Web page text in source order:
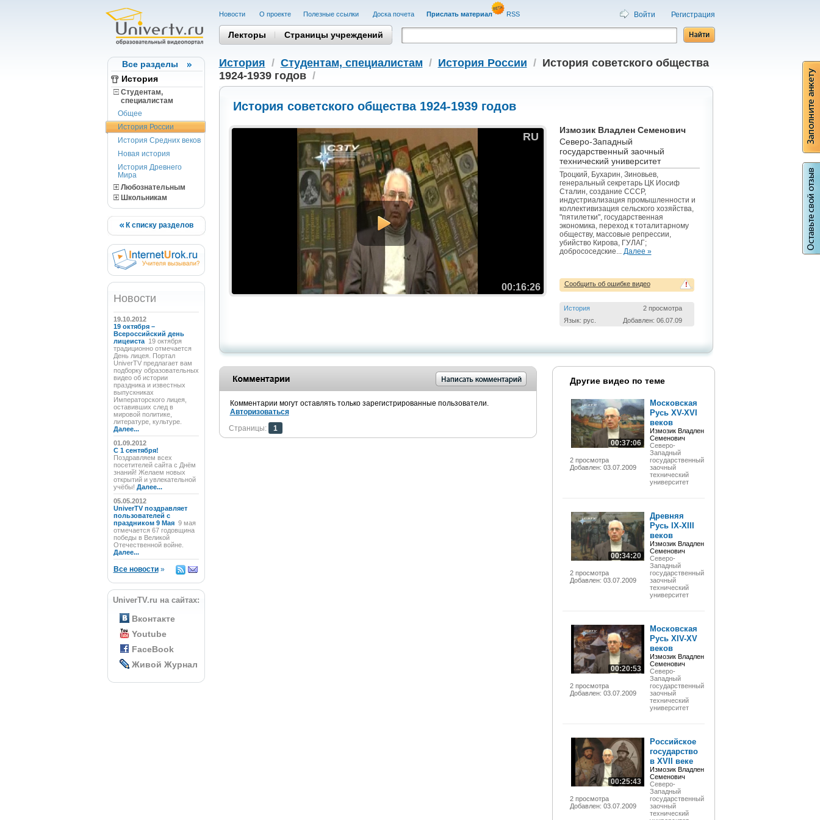
Все разделы
История
Студентам,
cпециалистам
Общее
История России
История Средних веков
Новая история
История Древнего
Мира
Любознательным
Школьникам
К списку разделов
Новости
19.10.2012
19 октября –
Всероссийский день
лицеиста 19 октября
традиционно отмечается
День лицея. Портал
UniverTV предлагает вам
подборку образовательных
видео об истории
праздника и известных
выпускниках
Императорского лицея,
оставивших след в
мировой политике,
литературе, культуре.
Далее...
01.09.2012
C 1 сентября!
Поздравляем всех
посетителей сайта с Днём
знаний! Желаем новых
открытий и увлекательной
учёбы! Далее...
05.05.2012
UniverTV поздравляет
пользователей с
праздником 9 Мая 9 мая
отмечается 67 годовщина
победы в Великой
Отечественной войне.
Далее...
Все новости»
UniverTV.ru на сайтах:
Вконтакте
Youtube
FaceBook
Живой Журнал
Новости О проекте Полезные cсылки Доска почета Прислать материал RSS Войти Регистрация
Лекторы Страницы учреждений
История / Студентам, cпециалистам / История России / История советского общества
1924-1939 годов/
История советского общества 1924-1939 годов
RU
00:16:26
Измозик Владлен Семенович
Северо-Западный
государственный заочный
технический университет
Троцкий, Бухарин, Зиновьев,
генеральный секретарь ЦК Иосиф
Сталин, создание СССР,
индустриализация промышленности и
коллективизация сельского хозяйства,
"пятилетки", государственная
экономика, переход к тоталитарному
обществу, массовые репрессии,
убийство Кирова, ГУЛАГ;
добрососедские... Далее »
!
Сообщить об ошибке видео
История
2 просмотра
Язык: рус.
Добавлен: 06.07.09
Комментарии могут оставлять только зарегистрированные пользователи.
Авторизоваться
Страницы:
1
Другие видео по теме
00:37:06
2 просмотра
Добавлен: 03.07.2009
Московская
Русь XV-XVI
веков
Измозик Владлен
Семенович
Северо-
Западный
государственный
заочный
технический
университет
00:34:20
2 просмотра
Добавлен: 03.07.2009
Древняя
Русь IX-XIII
веков
Измозик Владлен
Семенович
Северо-
Западный
государственный
заочный
технический
университет
00:20:53
2 просмотра
Добавлен: 03.07.2009
Московская
Русь XIV-XV
веков
Измозик Владлен
Семенович
Северо-
Западный
государственный
заочный
технический
университет
00:25:43
2 просмотра
Добавлен: 03.07.2009
Российское
государство
в XVII веке
Измозик Владлен
Семенович
Северо-
Западный
государственный
заочный
технический